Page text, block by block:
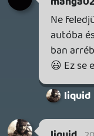
csomi
csomi
Visszaneztem
nemtom mirol
levedetest,
ami viszont
olvassatok
projecttel.